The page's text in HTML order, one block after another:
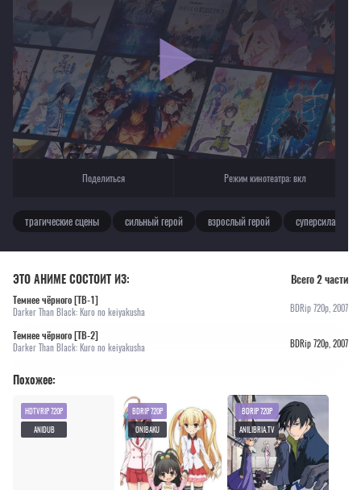
Если видео не работает, обновите страницу или выберите другой плеер!
Для просмотра некоторых аниме необходимо установить VPN
Текущее воспроизведение：Темнее чёрного [ТВ-2]
Поделиться Режим кинотеатра:вкл
трагические сцены сильный герой взрослый герой суперсила
ЭТО АНИМЕ СОСТОИТ ИЗ:
Всего 2 части
Темнее чёрного [ТВ-1]
Darker Than Black: Kuro no keiyakusha BDRip 720p, 2007
Темнее чёрного [ТВ-2]
Darker Than Black: Kuro no keiyakusha BDRip 720p, 2007
Похожее:
HDTVRIP 720P
ANIDUB
BDRIP 720P
ONIBAKU
BDRIP 720P
ANILIBRIA.TV